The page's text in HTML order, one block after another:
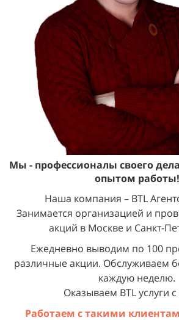
Мы - профессионалы своего
опытом работы!
Наша компания – BTL
Занимается организацией и
акций в Москве и Санкт-
Ежедневно выводим по 100
различные акции. Обслуживаем
каждую неделю.
Оказываем BTL услуги с
Работаем с такими